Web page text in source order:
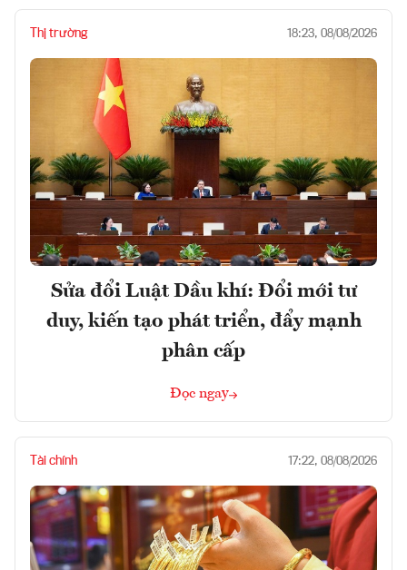
Thị trường 18:23, 08/08/2026
Sửa đổi Luật Dầu khí: Đổi mới tư
duy, kiến tạo phát triển, đẩy mạnh
phân cấp
Đọc ngay
Tài chính 17:22, 08/08/2026